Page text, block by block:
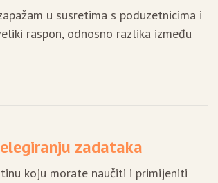
u susretima s poduzetnicima i
raspon, odnosno razlika između
zadataka
koju morate naučiti i primijeniti